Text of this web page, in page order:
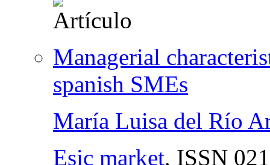
Managerial
spanish SMEs
María Luisa del Río
Esic market, ISSN